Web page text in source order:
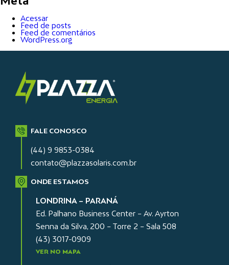
Acessar
Feed de posts
Feed de comentários
WordPress.org
FALE CONOSCO
(44) 9 9853-0384
contato@plazzasolaris.com.br
ONDE ESTAMOS
LONDRINA – PARANÁ
Ed. Palhano Business Center – Av. Ayrton
Senna da Silva, 200 – Torre 2 – Sala 508
(43) 3017-0909
VER NO MAPA